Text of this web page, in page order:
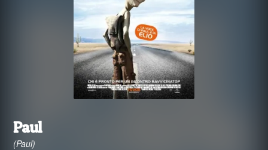
Paul
(Paul)